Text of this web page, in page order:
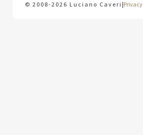
© 2008-2026 Luciano Caveri |Privacy